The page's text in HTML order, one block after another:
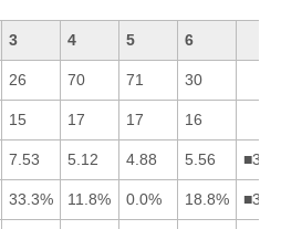
3 4 5 6
26 70 71 30
15 17 17 16
7.53 5.12 4.88 5.56
33.3% 11.8% 0.0% 18.8%